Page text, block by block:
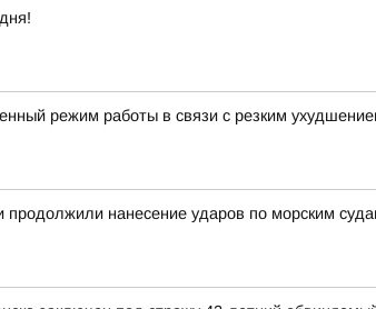
режим работы в связи с резким
нанесение ударов по морским